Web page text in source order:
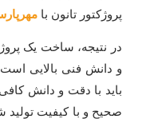
پروژکتور تانون با
در نتیجه، ساخت یک
و دانش فنی بالایی است
باید با دقت و دانش
صحیح و با کیفیت تولید